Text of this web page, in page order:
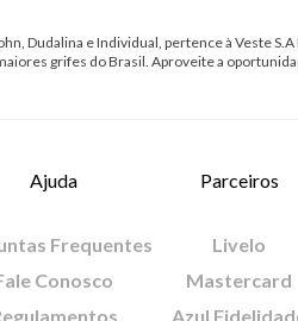
Dudalina e Individual, pertence à Veste S.A
grifes do Brasil. Aproveite a
Ajuda
Frequentes
Conosco
Parceiros
Livelo
Mastercard
Azul